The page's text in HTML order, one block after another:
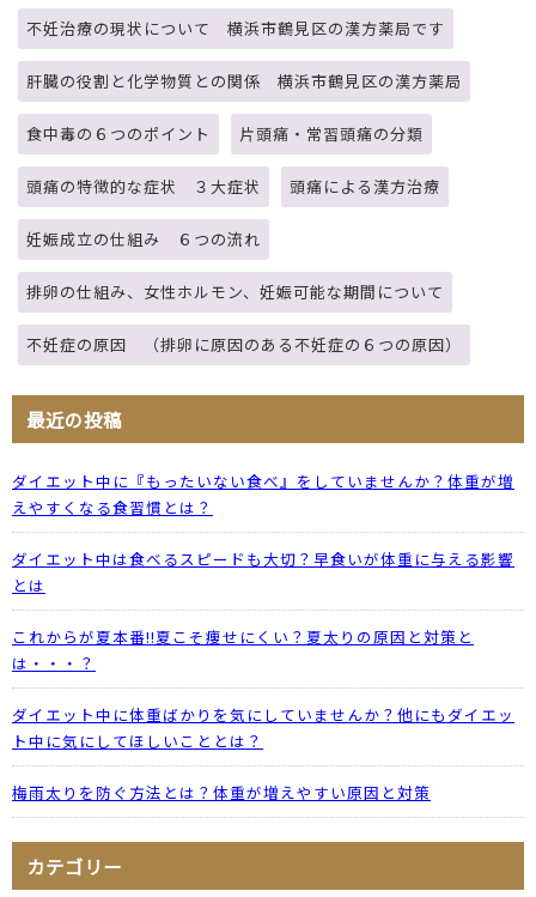
不妊治療の現状について 横浜市鶴見区の漢方薬局です
肝臓の役割と化学物質との関係 横浜市鶴見区の漢方薬局
食中毒の６つのポイント 片頭痛・常習頭痛の分類
頭痛の特徴的な症状 ３大症状 頭痛による漢方治療
妊娠成立の仕組み ６つの流れ
排卵の仕組み、女性ホルモン、妊娠可能な期間について
不妊症の原因 （排卵に原因のある不妊症の６つの原因）
最近の投稿
ダイエット中に『もったいない食べ』をしていませんか？体重が増
えやすくなる食習慣とは？
ダイエット中は食べるスピードも大切？早食いが体重に与える影響
とは
これからが夏本番!!夏こそ痩せにくい？夏太りの原因と対策と
は・・・？
ダイエット中に体重ばかりを気にしていませんか？他にもダイエッ
ト中に気にしてほしいこととは？
梅雨太りを防ぐ方法とは？体重が増えやすい原因と対策
カテゴリー